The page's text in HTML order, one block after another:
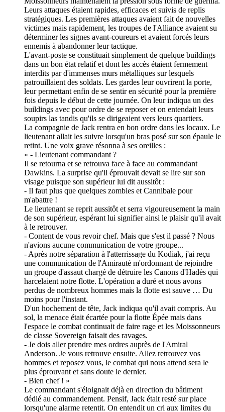
Leurs attaques étaient rapides, efficaces et suivis de replis
stratégiques. Les premières attaques avaient fait de nouvelles
victimes mais rapidement, les troupes de l'Alliance avaient su
déterminer les signes avant-coureurs et avaient forcés leurs
ennemis à abandonner leur tactique.
L'avant-poste se constituait simplement de quelque buildings
dans un bon état relatif et dont les accès étaient fermement
interdits par d'immenses murs métalliques sur lesquels
patrouillaient des soldats. Les gardes leur ouvrirent la porte,
leur permettant enfin de se sentir en sécurité pour la première
fois depuis le début de cette journée. On leur indiqua un des
buildings avec pour ordre de se reposer et on entendait leurs
soupirs las tandis qu'ils se dirigeaient vers leurs quartiers.
La compagnie de Jack rentra en bon ordre dans les locaux. Le
lieutenant allait les suivre lorsqu'un bras posé sur son épaule le
retint. Une voix grave résonna à ses oreilles :
« - Lieutenant commandant ?
Il se retourna et se retrouva face à face au commandant
Dawkins. La surprise qu'il éprouvait devait se lire sur son
visage puisque son supérieur lui dit aussitôt :
- Il faut plus que quelques zombies et Cannibale pour
m'abattre !
Le lieutenant se reprit aussitôt et serra vigoureusement la main
de son supérieur, espérant lui signifier ainsi le plaisir qu'il avait
à le retrouver.
- Content de vous revoir chef. Mais que s'est il passé ? Nous
n'avions aucune communication de votre groupe...
- Après notre séparation à l'atterrissage du Kodiak, j'ai reçu
une communication de l'Amirauté m'ordonnant de rejoindre
un groupe d'assaut chargé de détruire les Canons d'Hadès qui
harcelaient notre flotte. L'opération a duré et nous avons
perdus de nombreux hommes mais la flotte est sauve … Du
moins pour l'instant.
D'un hochement de tête, Jack indiqua qu'il avait compris. Au
sol, la menace était écartée pour la flotte Épée mais dans
l'espace le combat continuait de faire rage et les Moissonneurs
de classe Sovereign faisait des ravages.
- Je dois aller prendre mes ordres auprès de l'Amiral
Anderson. Je vous retrouve ensuite. Allez retrouvez vos
hommes et reposez vous, le combat qui nous attend sera le
plus éprouvant et sans doute le dernier.
- Bien chef ! »
Le commandant s'éloignait déjà en direction du bâtiment
dédié au commandement. Pensif, Jack était resté sur place
lorsqu'une alarme retentit. On entendit un cri aux limites du